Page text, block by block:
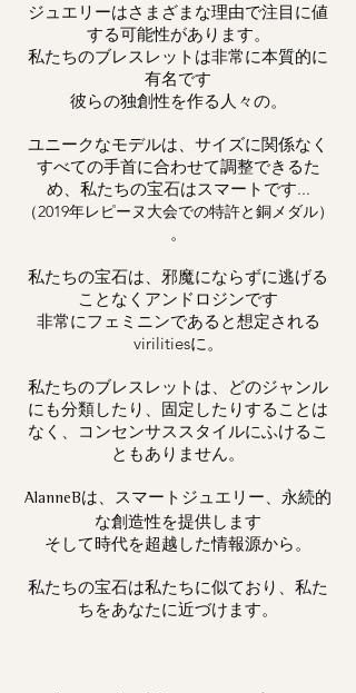
ジュエリーはさまざまな理由で注目に値
する可能性があります。
私たちのブレスレットは非常に本質的に
有名です
彼らの独創性を作る人々の。
ユニークなモデルは、サイズに関係なく
すべての手首に合わせて調整できるた
め、私たちの宝石はスマートです...
（2019年レピーヌ大会での特許と銅メダル）
。
私たちの宝石は、邪魔にならずに逃げる
ことなくアンドロジンです
非常にフェミニンであると想定される
virilitiesに。
私たちのブレスレットは、どのジャンル
にも分類したり、固定したりすることは
なく、コンセンサススタイルにふけるこ
ともありません。
AlanneBは、スマートジュエリー、永続的
な創造性を提供します
そして時代を超越した情報源から。
私たちの宝石は私たちに似ており、私た
ちをあなたに近づけます。